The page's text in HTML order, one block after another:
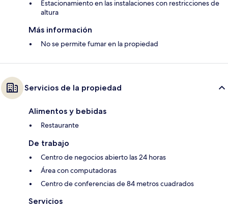
Estacionamiento en las instalaciones con restricciones de
altura
Más información
No se permite fumar en la propiedad
Servicios de la propiedad
Alimentos y bebidas
Restaurante
De trabajo
Centro de negocios abierto las 24 horas
Área con computadoras
Centro de conferencias de 84 metros cuadrados
Servicios